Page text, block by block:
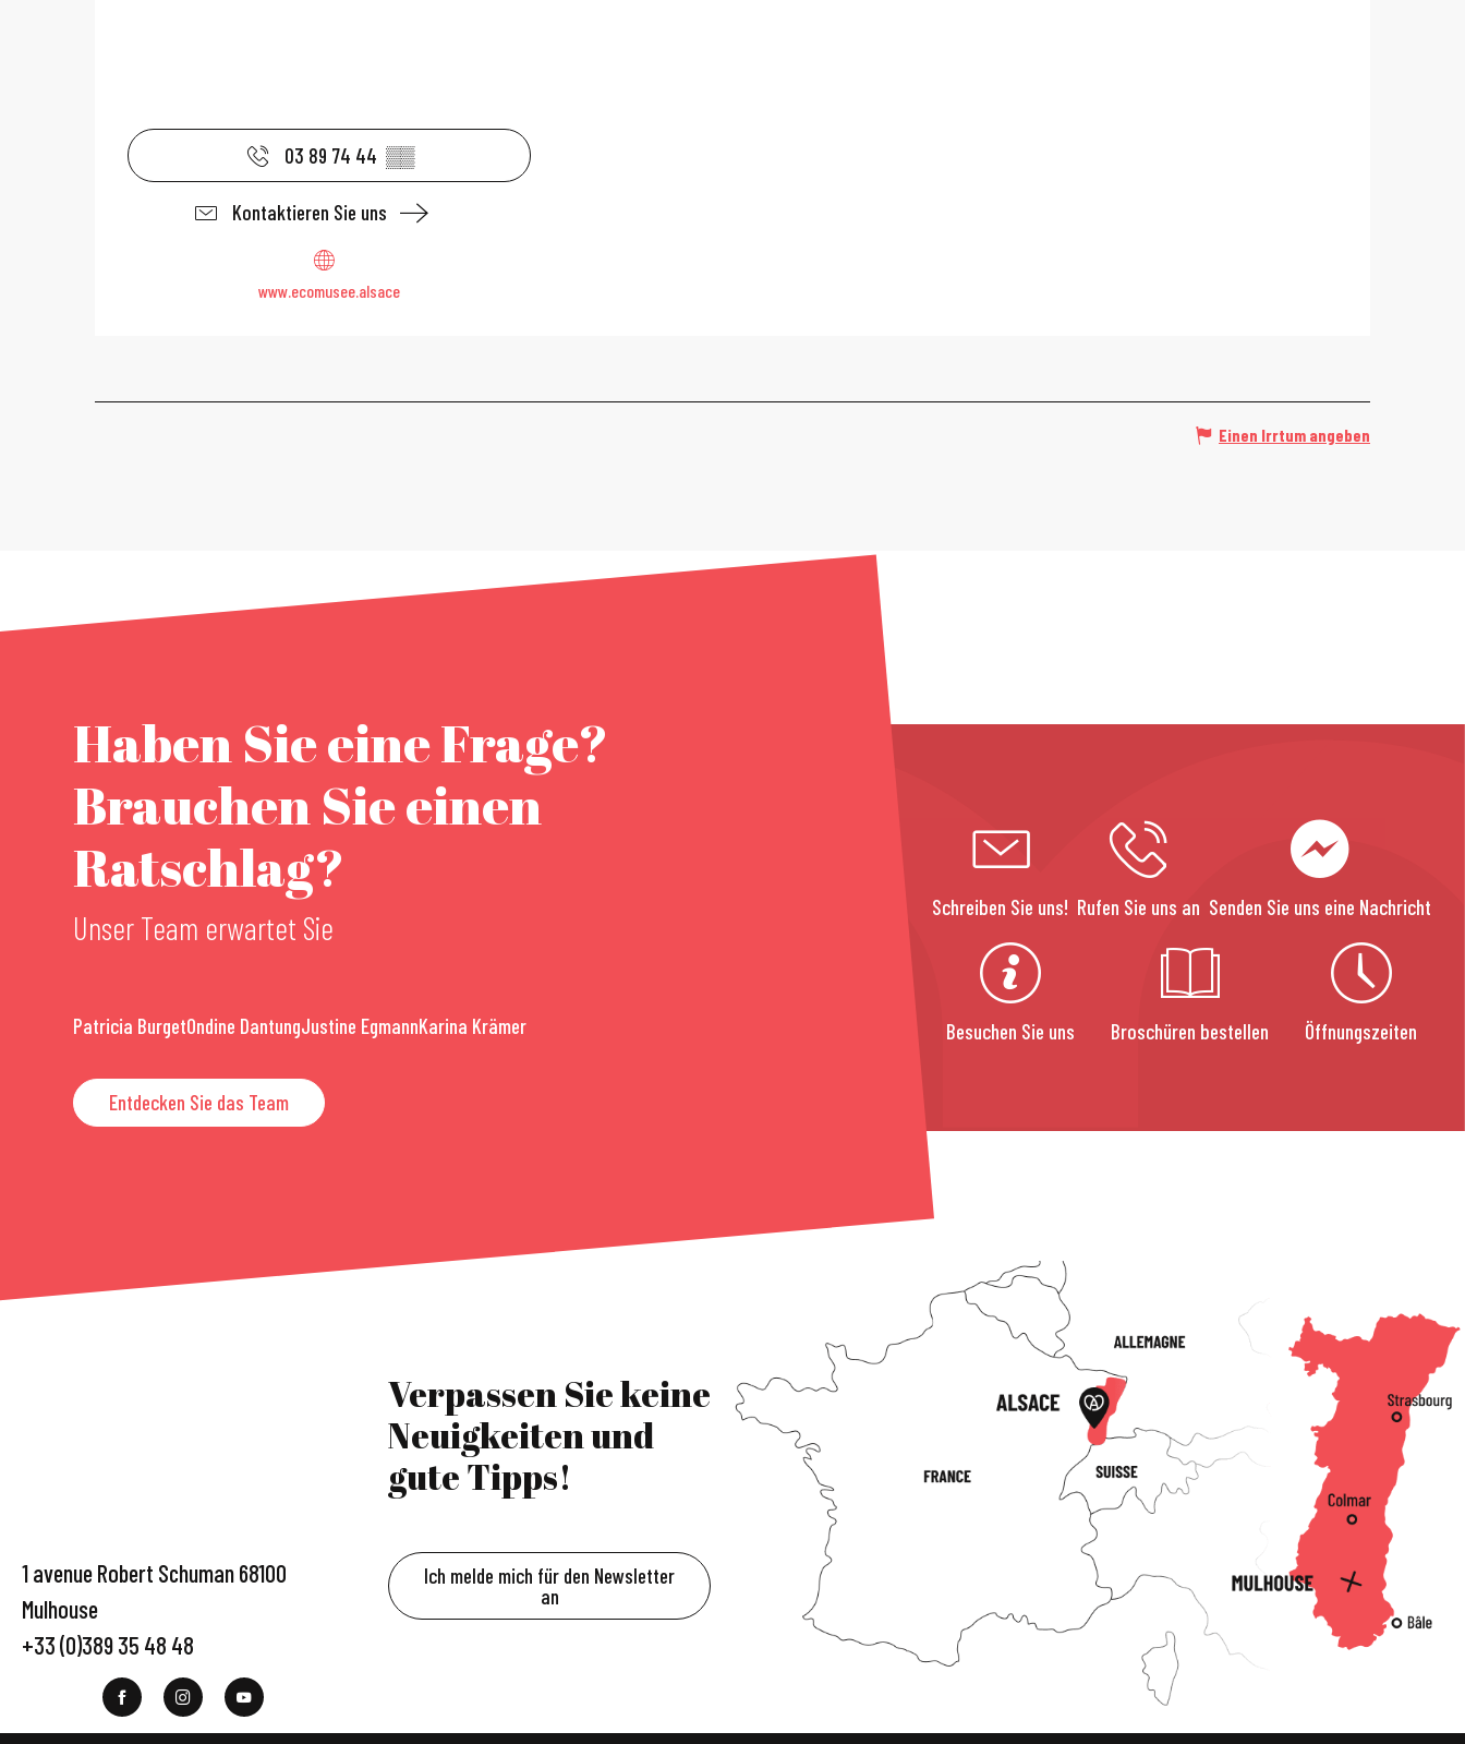
03 89 74 44 ▒▒
Kontaktieren Sie uns
www.ecomusee.alsace
Einen Irrtum angeben
Haben Sie eine Frage?
Brauchen Sie einen
Ratschlag?
Unser Team erwartet Sie
Patricia BurgetOndine DantungJustine EgmannKarina Krämer
Entdecken Sie das Team
Schreiben Sie uns! Rufen Sie uns an Senden Sie uns eine Nachricht
Besuchen Sie uns Broschüren bestellen Öffnungszeiten
1 avenue Robert Schuman 68100
Mulhouse
+33 (0)389 35 48 48
Verpassen Sie keine
Neuigkeiten und
gute Tipps!
Ich melde mich für den Newsletter
an